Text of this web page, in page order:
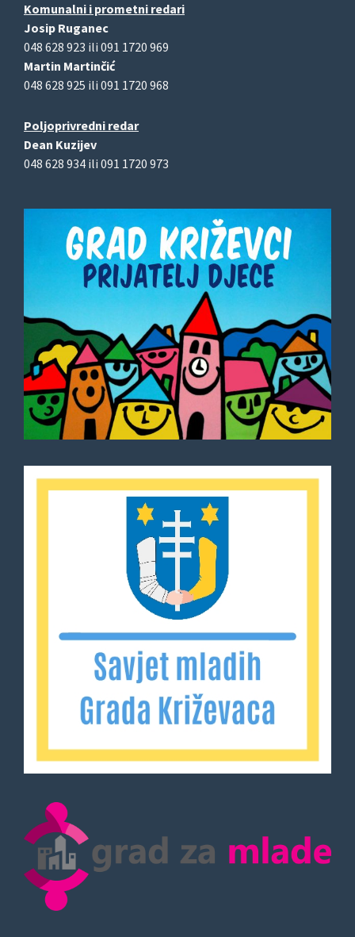
Komunalni i prometni redari
Josip Ruganec
048 628 923 ili 091 1720 969
Martin Martinčić
048 628 925 ili 091 1720 968
Poljoprivredni redar
Dean Kuzijev
048 628 934 ili 091 1720 973